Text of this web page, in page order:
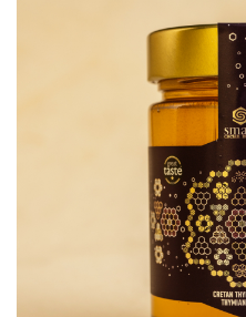
FĂINĂ FĂRĂ GLUTEN
BĂUTURI / LAPTE VEGETAL
CREME ȘI PASTE TARTINABILE
CIOCOLATĂ ȘI CACAO